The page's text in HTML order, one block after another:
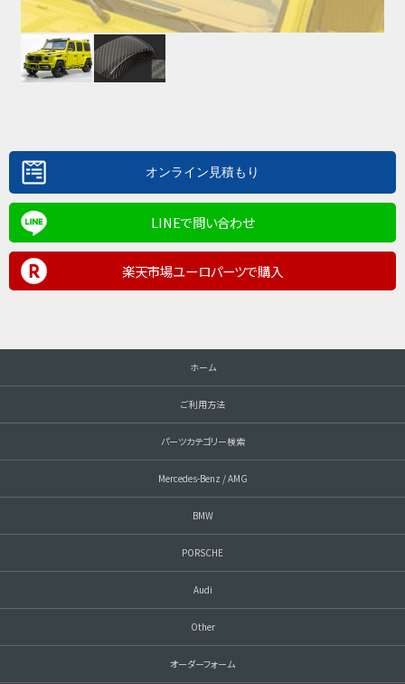
LINEで問い合わせ
楽天市場ユーロパーツで購入
ホーム
ご利用方法
パーツカテゴリー検索
Mercedes-Benz / AMG
BMW
PORSCHE
Audi
Other
オーダーフォーム